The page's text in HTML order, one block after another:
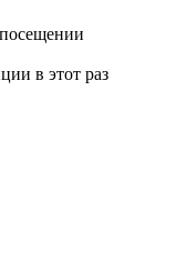
в этот раз